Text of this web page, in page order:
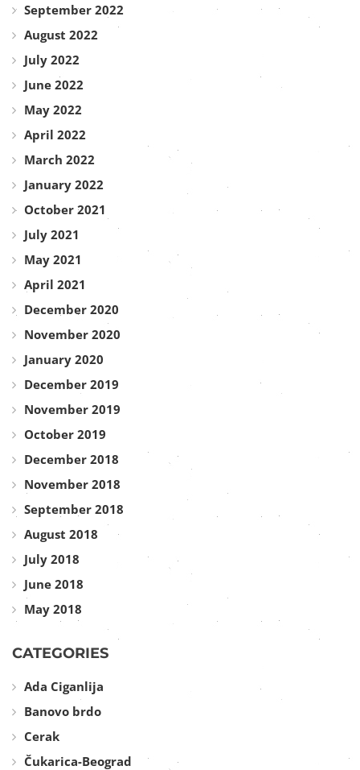
September 2022
August 2022
July 2022
June 2022
May 2022
April 2022
March 2022
January 2022
October 2021
July 2021
May 2021
April 2021
December 2020
November 2020
January 2020
December 2019
November 2019
October 2019
December 2018
November 2018
September 2018
August 2018
July 2018
June 2018
May 2018
CATEGORIES
Ada Ciganlija
Banovo brdo
Cerak
Čukarica-Beograd